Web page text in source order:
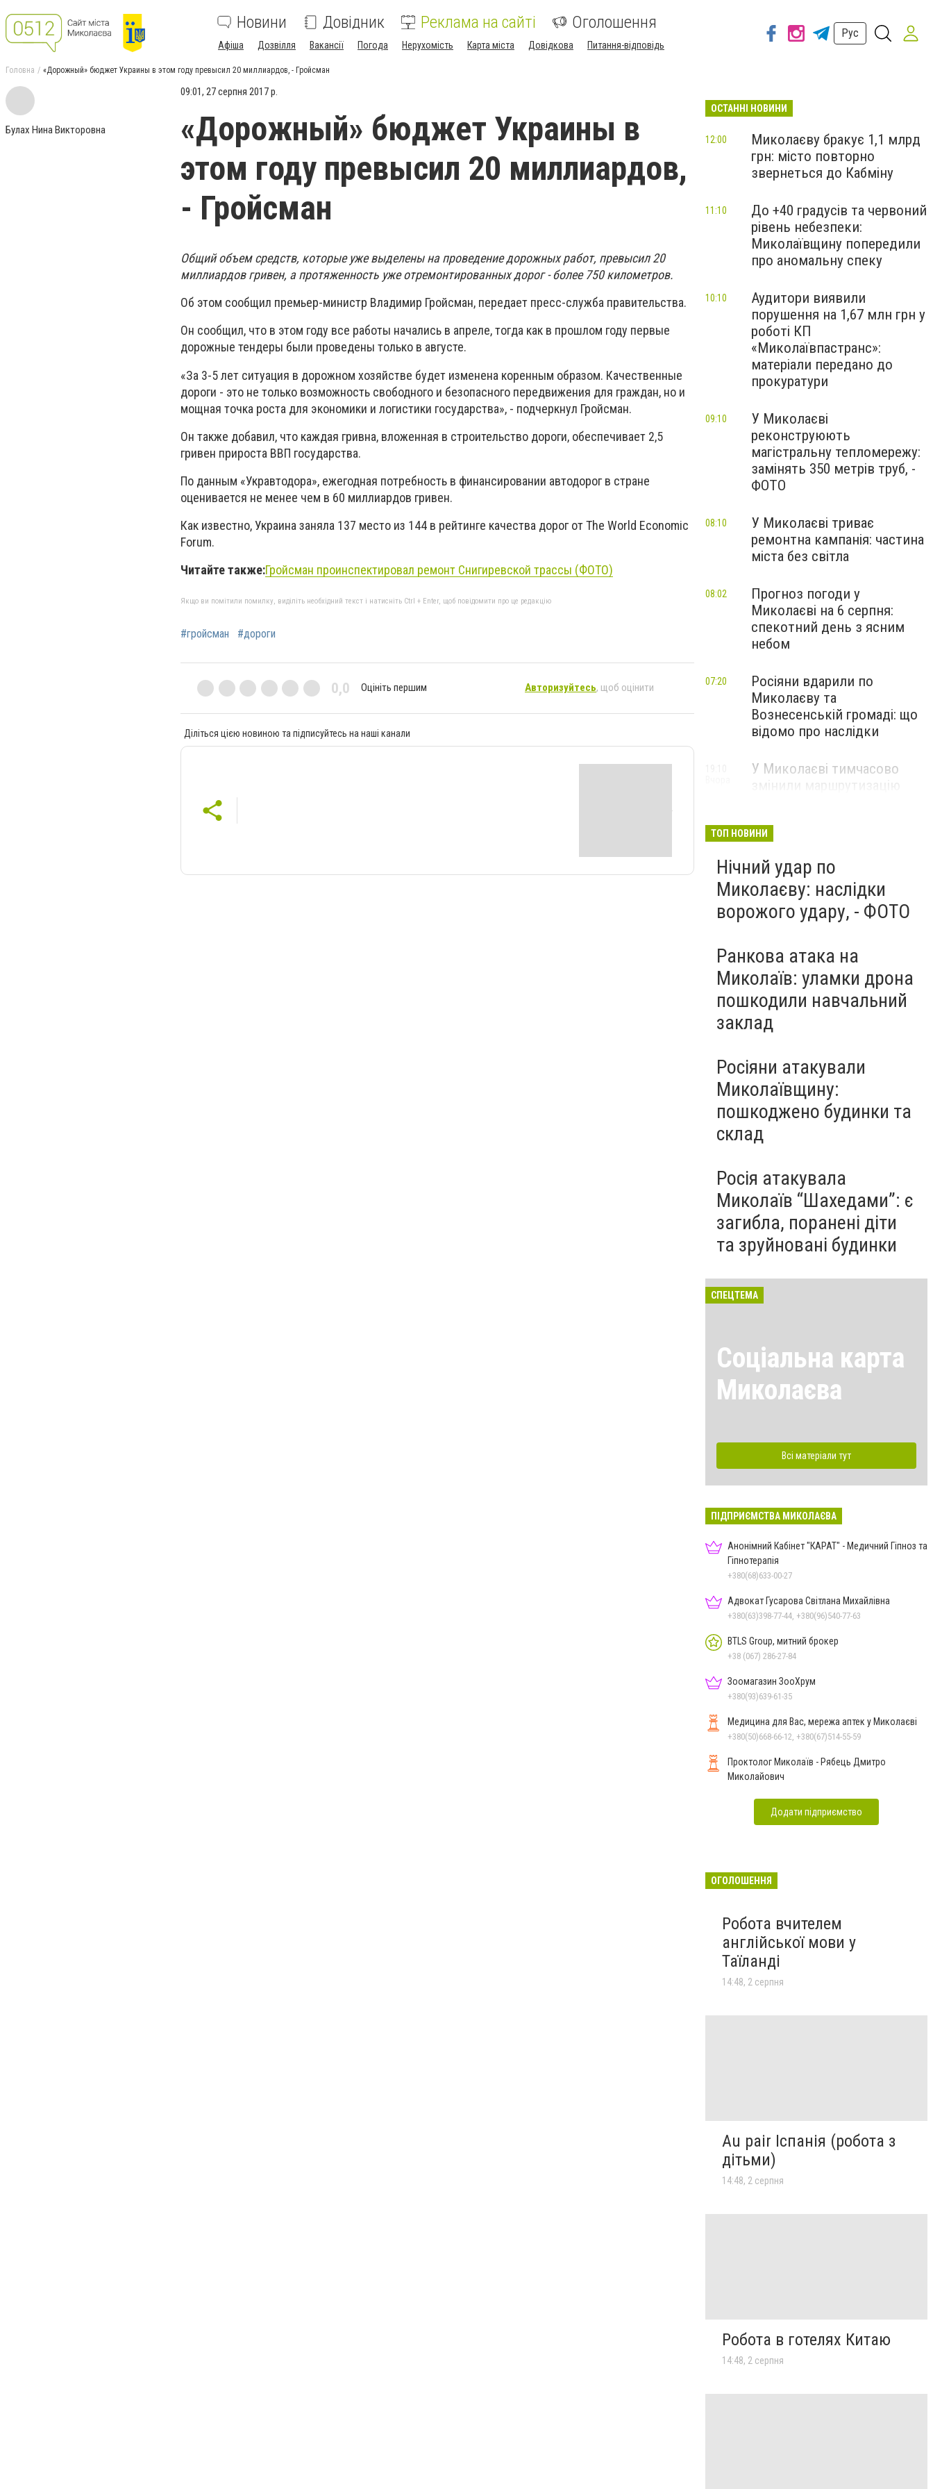
Новини Довідник Реклама на сайті Оголошення
Афіша Дозвілля Вакансії Погода Нерухомість Карта міста Довідкова Питання-відповідь
Рус
Головна «Дорожный» бюджет Украины в этом году превысил 20 миллиардов, - Гройсман
Булах Нина Викторовна
09:01, 27 серпня 2017 р.
«Дорожный» бюджет Украины в
этом году превысил 20 миллиардов,
- Гройсман
Общий объем средств, которые уже выделены на проведение дорожных работ, превысил 20
миллиардов гривен, а протяженность уже отремонтированных дорог - более 750 километров.
Об этом сообщил премьер-министр Владимир Гройсман, передает пресс-служба правительства.
Он сообщил, что в этом году все работы начались в апреле, тогда как в прошлом году первые
дорожные тендеры были проведены только в августе.
«За 3-5 лет ситуация в дорожном хозяйстве будет изменена коренным образом. Качественные
дороги - это не только возможность свободного и безопасного передвижения для граждан, но и
мощная точка роста для экономики и логистики государства», - подчеркнул Гройсман.
Он также добавил, что каждая гривна, вложенная в строительство дороги, обеспечивает 2,5
гривен прироста ВВП государства.
По данным «Укравтодора», ежегодная потребность в финансировании автодорог в стране
оценивается не менее чем в 60 миллиардов гривен.
Как известно, Украина заняла 137 место из 144 в рейтинге качества дорог от The World Economic
Forum.
Читайте также:Гройсман проинспектировал ремонт Снигиревской трассы (ФОТО)
Якщо ви помітили помилку, виділіть необхідний текст і натисніть Ctrl + Enter, щоб повідомити про це редакцію
#гройсман #дороги
0,0 Оцініть першим Авторизуйтесь, щоб оцінити
Діліться цією новиною та підписуйтесь на наші канали
ОСТАННІ НОВИНИ
Миколаєву бракує 1,1 млрд
грн: місто повторно
звернеться до Кабміну
12:00
До +40 градусів та червоний
рівень небезпеки:
Миколаївщину попередили
про аномальну спеку
11:10
Аудитори виявили
порушення на 1,67 млн грн у
роботі КП
«Миколаївпастранс»:
матеріали передано до
прокуратури
10:10
У Миколаєві
реконструюють
магістральну тепломережу:
замінять 350 метрів труб, -
ФОТО
09:10
У Миколаєві триває
ремонтна кампанія: частина
міста без світла
08:10
Прогноз погоди у
Миколаєві на 6 серпня:
спекотний день з ясним
небом
08:02
Росіяни вдарили по
Миколаєву та
Вознесенській громаді: що
відомо про наслідки
07:20
У Миколаєві тимчасово
ТОП НОВИНИ
Нічний удар по
Миколаєву: наслідки
ворожого удару, - ФОТО
Ранкова атака на
Миколаїв: уламки дрона
пошкодили навчальний
заклад
Росіяни атакували
Миколаївщину:
пошкоджено будинки та
склад
Росія атакувала
Миколаїв “Шахедами”: є
загибла, поранені діти
та зруйновані будинки
СПЕЦТЕМА
Соціальна карта
Миколаєва
Всі матеріали тут
ПІДПРИЄМСТВА МИКОЛАЄВА
Анонімний Кабінет "КАРАТ" - Медичний Гіпноз та
Гіпнотерапія
+380(68)633-00-27
Адвокат Гусарова Світлана Михайлівна
+380(63)398-77-44, +380(96)540-77-63
BTLS Group, митний брокер
+38 (067) 286-27-84
Зоомагазин ЗооХрум
+380(93)639-61-35
Медицина для Вас, мережа аптек у Миколаєві
+380(50)668-66-12, +380(67)514-55-59
Проктолог Миколаїв - Рябець Дмитро
Миколайович
Додати підприємство
ОГОЛОШЕННЯ
Робота вчителем
англійської мови у
Таїланді
14:48, 2 серпня
Au pair Іспанія (робота з
дітьми)
14:48, 2 серпня
Робота в готелях Китаю
14:48, 2 серпня